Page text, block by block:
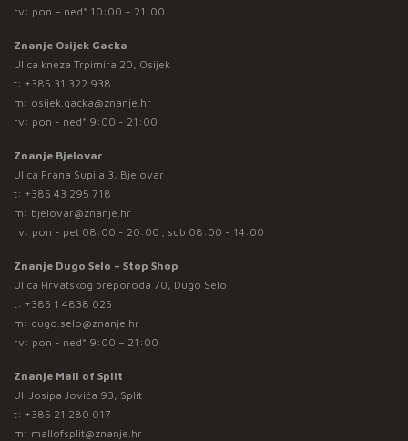
rv: pon – ned* 10:00 – 21:00
Znanje Osijek Gacka
Ulica kneza Trpimira 20, Osijek
t: +385 31 322 938
m: osijek.gacka@znanje.hr
rv: pon - ned* 9:00 - 21:00
Znanje Bjelovar
Ulica Frana Supila 3, Bjelovar
t: +385 43 295 718
m: bjelovar@znanje.hr
rv: pon - pet 08:00 - 20:00 ; sub 08:00 - 14:00
Znanje Dugo Selo – Stop Shop
Ulica Hrvatskog preporoda 70, Dugo Selo
t: +385 1 4838 025
m: dugo.selo@znanje.hr
rv: pon - ned* 9:00 – 21:00
Znanje Mall of Split
Ul. Josipa Jovića 93, Split
t: +385 21 280 017
m: mallofsplit@znanje.hr